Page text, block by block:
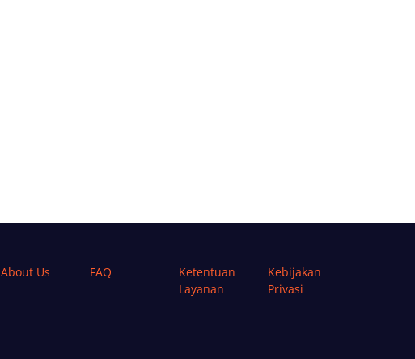
About Us FAQ
Ketentuan
Layanan
Kebijakan
Privasi